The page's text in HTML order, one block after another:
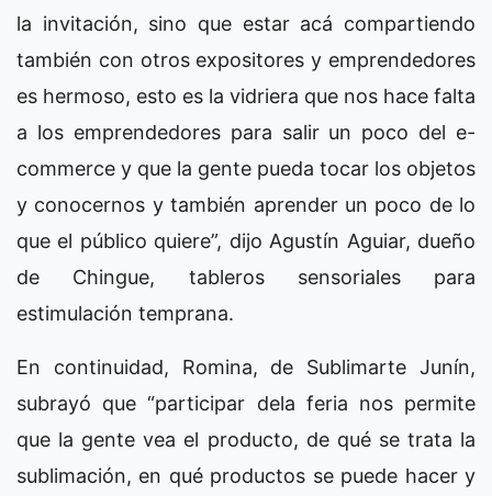
la invitación, sino que estar acá compartiendo
también con otros expositores y emprendedores
es hermoso, esto es la vidriera que nos hace falta
a los emprendedores para salir un poco del e-
commerce y que la gente pueda tocar los objetos
y conocernos y también aprender un poco de lo
que el público quiere”, dijo Agustín Aguiar, dueño
de Chingue, tableros sensoriales para
estimulación temprana.
En continuidad, Romina, de Sublimarte Junín,
subrayó que “participar dela feria nos permite
que la gente vea el producto, de qué se trata la
sublimación, en qué productos se puede hacer y